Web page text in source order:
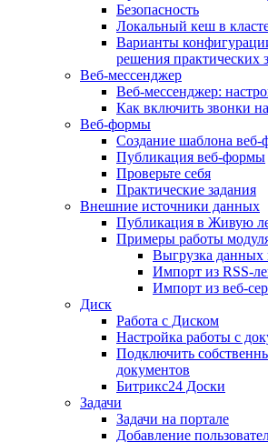
Безопасность
Локальный кеш в
Варианты
решения практических
Веб-мессенджер
Веб-мессенджер:
Как включить звонки
Веб-формы
Создание шаблона
Публикация веб-формы
Проверьте себя
Практические задания
Внешние источники данных
Публикация в Живую
Примеры работы
Выгрузка
Импорт из RSS-
Импорт из веб-
Диск
Работа с Диском
Настройка работы с
Подключить
документов
Битрикс24 Доски
Задачи
Задачи на портале
Добавление